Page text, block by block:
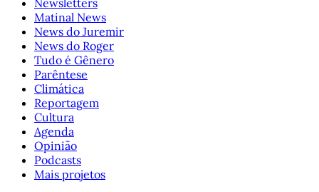
Newsletters
Matinal News
News do Juremir
News do Roger
Tudo é Gênero
Parêntese
Climática
Reportagem
Cultura
Agenda
Opinião
Podcasts
Mais projetos